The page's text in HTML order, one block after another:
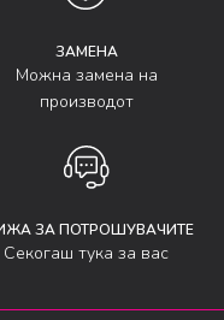
ЗАМЕНА
Можна замена на
производот
ЗА ПОТРОШУВАЧИТЕ
Секогаш тука за вас